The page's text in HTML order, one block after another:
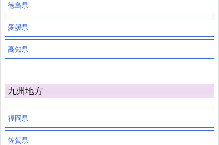
徳島県
愛媛県
高知県
九州地方
福岡県
佐賀県